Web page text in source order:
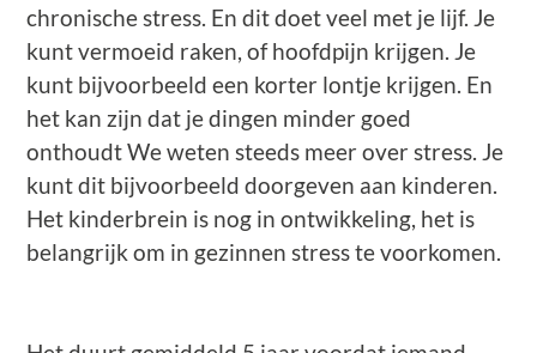
chronische stress. En dit doet veel met je lijf. Je
kunt vermoeid raken, of hoofdpijn krijgen. Je
kunt bijvoorbeeld een korter lontje krijgen. En
het kan zijn dat je dingen minder goed
onthoudt We weten steeds meer over stress. Je
kunt dit bijvoorbeeld doorgeven aan kinderen.
Het kinderbrein is nog in ontwikkeling, het is
belangrijk om in gezinnen stress te voorkomen.